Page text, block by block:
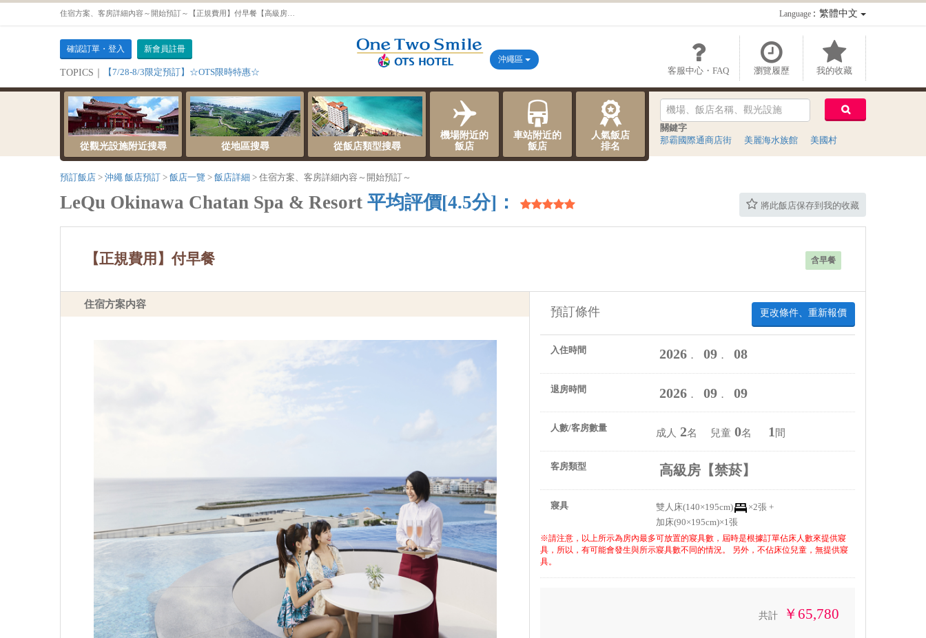
Language：繁體中文
確認訂單・登入 新會員註冊
TOPICS｜ 【7/28-8/3限定預訂】☆OTS限時特惠☆ 客服中心・FAQ 瀏覽履歷 我的收藏
沖繩區
從觀光設施附近搜尋 從地區搜尋 從飯店類型搜尋
機場附近的
飯店
車站附近的
飯店
人氣飯店
排名
關鍵字
那霸國際通商店街
美麗海水族館 美國村
預訂飯店 沖繩 飯店預訂 飯店一覽 飯店詳細 住宿方案、客房詳細內容～開始預訂～
將此飯店保存到我的收藏
LeQu Okinawa Chatan Spa & Resort 平均評價[4.5分]：
含早餐
【正規費用】付早餐
住宿方案内容
更改條件、重新報價
預訂條件
入住時間 2026． 09． 08
退房時間 2026． 09． 09
人數/客房數量 成人 2名 兒童 0名 1 間
客房類型 高級房【禁菸】
寢具 雙人床(140×195cm)
×2張 +
加床(90×195cm)×1張
※請注意，以上所示為房內最多可放置的寢具數，屆時是根據訂單佔床人數來提供寢
具，所以，有可能會發生與所示寢具數不同的情況。 另外，不佔床位兒童，無提供寢
具。
共計 ￥65,780